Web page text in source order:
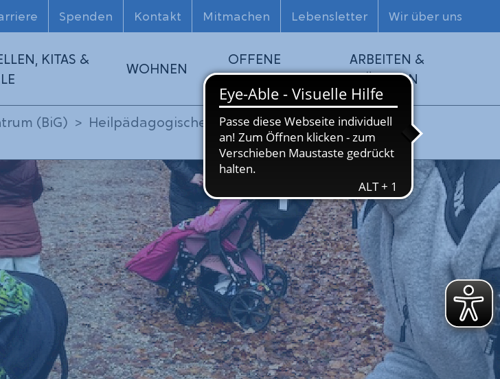
Spenden Kontakt Mitmachen Lebensletter Wir über uns
KITAS &
WOHNEN
OFFENE
HILFEN
ARBEITEN &
FÖRDERN
(BiG)
Heilpädagogische Tagesstätte